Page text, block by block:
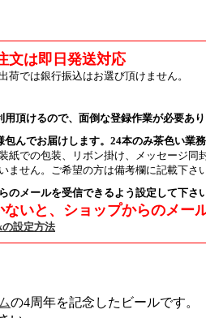
文は即日発送対応
では銀行振込はお選び頂けません。
頂けるので、面倒な登録作業が必要あり
んでお届けします。24本のみ茶色い業
紙での包装、リボン掛け、メッセージ同
せん。ご希望の方は備考欄に記載下さい
のメールを受信できるよう設定して下さ
いと、ショップからのメー
の設定方法
の4周年を記念したビールです。